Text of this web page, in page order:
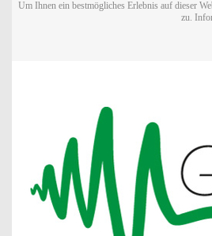
Um Ihnen ein bestmögliches Erlebnis auf dieser
zu.